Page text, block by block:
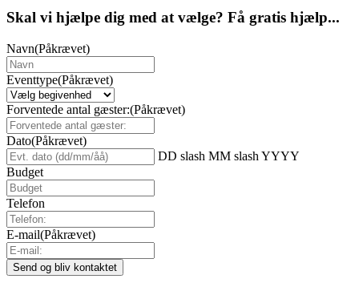
Skal vi hjælpe dig med at vælge? Få gratis hjælp...
Navn(Påkrævet)
Eventtype(Påkrævet)
Forventede antal gæster:(Påkrævet)
Dato(Påkrævet)
DD slash MM slash YYYY
Budget
Telefon
E-mail(Påkrævet)